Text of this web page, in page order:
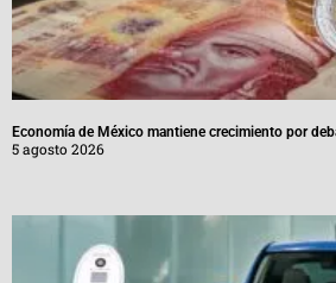
Economía de México mantiene crecimiento por
5 agosto 2026